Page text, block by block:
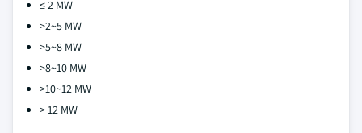
≤ 2 MW
>2~5 MW
>5~8 MW
>8~10 MW
>10~12 MW
> 12 MW